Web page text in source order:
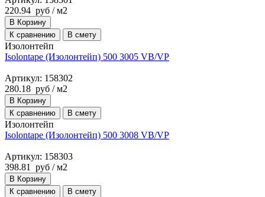
220.94 руб / м2
В Корзину
К сравнению
В смету
Изолонтейп
Isolontape (Изолонтейп) 500 3005 VB/VP
Артикул: 158302
280.18 руб / м2
В Корзину
К сравнению
В смету
Изолонтейп
Isolontape (Изолонтейп) 500 3008 VB/VP
Артикул: 158303
398.81 руб / м2
В Корзину
К сравнению
В смету